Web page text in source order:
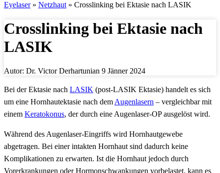
Eyelaser» Netzhaut » Crosslinking bei Ektasie nach LASIK
Crosslinking bei Ektasie nach
LASIK
Autor: Dr. Victor Derhartunian 9 Jänner 2024
Bei der Ektasie nach LASIK (post-LASIK Ektasie) handelt es sich
um eine Hornhautektasie nach dem Augenlasern – vergleichbar mit
einem Keratokonus, der durch eine Augenlaser-OP ausgelöst wird.
Während des Augenlaser-Eingriffs wird Hornhautgewebe
abgetragen. Bei einer intakten Hornhaut sind dadurch keine
Komplikationen zu erwarten. Ist die Hornhaut jedoch durch
Vorerkrankungen oder Hormonschwankungen vorbelastet, kann es